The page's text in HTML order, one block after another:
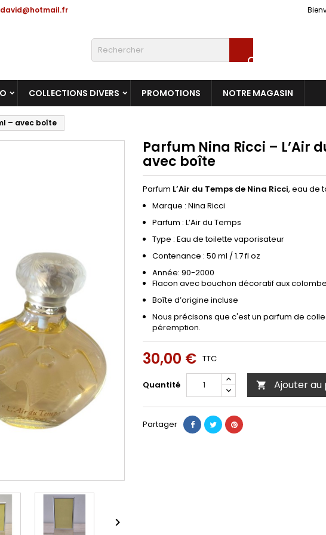

COLLECTIONS DIVERS PROMOTIONS NOTRE MAGASIN
– avec boîte

Parfum Nina Ricci – L’Air
avec boîte
Parfum L’Air du Temps de Nina Ricci, eau de
Marque : Nina Ricci
Parfum : L’Air du Temps
Type : Eau de toilette vaporisateur
Contenance : 50 ml / 1.7 fl oz
Année: 90-2000
Flacon avec bouchon décoratif aux
Boîte d’origine incluse
Nous précisons que c'est un parfum de
péremption.
30,00 € TTC
Quantité  Ajouter au
Partager